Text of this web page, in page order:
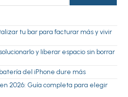
tu bar para facturar más y vivir
y liberar espacio sin borrar
del iPhone dure más
2026: Guía completa para elegir